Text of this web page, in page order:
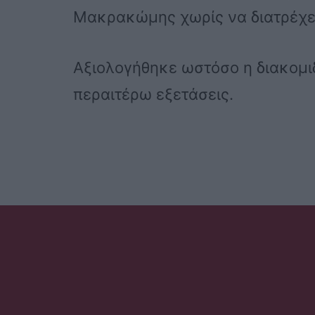
Μακρακώμης χωρίς να
Αξιολογήθηκε ωστόσο η
περαιτέρω εξετάσεις.